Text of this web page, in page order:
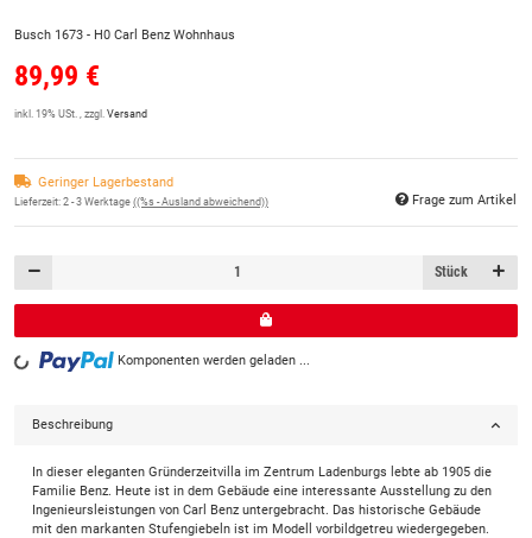
Busch 1673 - H0 Carl Benz Wohnhaus
89,99 €
inkl. 19% USt. , zzgl. Versand
Geringer Lagerbestand
Lieferzeit: 2 - 3 Werktage ((%s - Ausland abweichend)) Frage zum Artikel
Stück
Loading... Komponenten werden geladen ...
Beschreibung
In dieser eleganten Gründerzeitvilla im Zentrum Ladenburgs lebte ab 1905 die
Familie Benz. Heute ist in dem Gebäude eine interessante Ausstellung zu den
Ingenieursleistungen von Carl Benz untergebracht. Das historische Gebäude
mit den markanten Stufengiebeln ist im Modell vorbildgetreu wiedergegeben.